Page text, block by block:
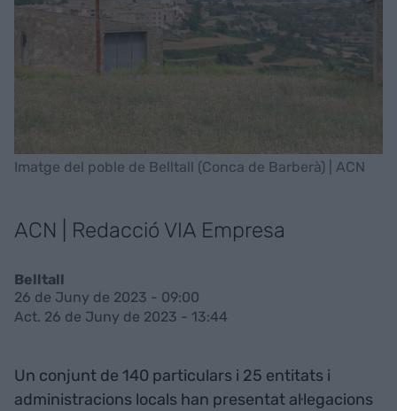
Imatge del poble de Belltall (Conca de Barberà) | ACN
ACN | Redacció VIA Empresa
Belltall
26 de Juny de 2023 - 09:00
Act. 26 de Juny de 2023 - 13:44
Un conjunt de 140 particulars i 25 entitats i
administracions locals han presentat al·legacions